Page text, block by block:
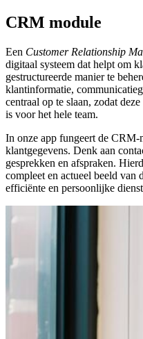
CRM module
Een Customer Relationship
digitaal systeem dat helpt om
gestructureerde manier te
klantinformatie,
centraal op te slaan, zodat
is voor het hele team.
In onze app fungeert de
klantgegevens. Denk aan
gesprekken en afspraken.
compleet en actueel beeld van
efficiënte en persoonlijke